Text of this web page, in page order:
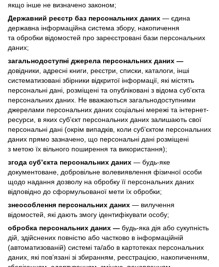
якщо інше не визначено законом;
Державний реєстр баз персональних даних — єдина
державна інформаційна система збору, накопичення
та обробки відомостей про зареєстровані бази персональних
даних;
загальнодоступні джерела персональних даних —
довідники, адресні книги, реєстри, списки, каталоги, інші
систематизовані збірники відкритої інформації, які містять
персональні дані, розміщені та опубліковані з відома суб’єкта
персональних даних. Не вважаються загальнодоступними
джерелами персональних даних соціальні мережі та інтернет-
ресурси, в яких суб’єкт персональних даних залишають свої
персональні дані (окрім випадків, коли суб’єктом персональних
даних прямо зазначено, що персональні дані розміщені
з метою їх вільного поширення та використання);
згода суб’єкта персональних даних — будь-яке
документоване, добровільне волевиявлення фізичної особи
щодо надання дозволу на обробку її персональних даних
відповідно до сформульованої мети їх обробки;
знеособлення персональних даних — вилучення
відомостей, які дають змогу ідентифікувати особу;
обробка персональних даних — будь-яка дія або сукупність
дій, здійснених повністю або частково в інформаційній
(автоматизованій) системі та/або в картотеках персональних
даних, які пов’язані зі збиранням, реєстрацією, накопиченням,